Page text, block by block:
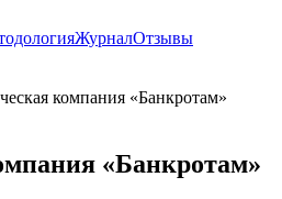
ЖурналОтзывы
компания «Банкротам»
«Банкротам»